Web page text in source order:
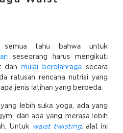
tahu bahwa untuk
seseorang harus mengikuti
danmulai berolahraga secara
ratusan rencana nutrisi yang
jenis latihan yang berbeda.
lebih suka yoga, ada yang
dan ada yang merasa lebih
Untuk
waist twisting, alat ini